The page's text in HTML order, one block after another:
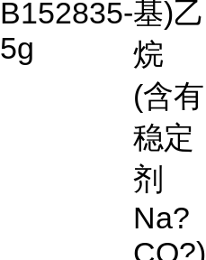
B152835-
5g
基)乙
烷
(含有
稳定
剂
Na?
CO?)